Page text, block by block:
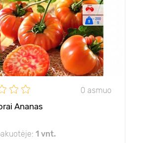
0 asmuo
Ananas
1 vnt.